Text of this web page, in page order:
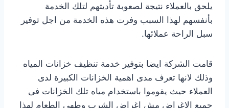
يلحق بالعملاء نتيجة لصعوبة تأديتهم لتلك الخدمة
بأنفسهم لهذا السبب وفرت هذه الخدمة من اجل توفير
سبل الراحة عملائها.
قامت الشركة ايضا بتوفير خدمة تنظيف خزانات المياه
وذلك لانها تعرف مدى اهمية الخزانات الكبيرة لدى
العملاء حيث يقوموا باستخدام مياه تلك الخزانات فى
جميع الاغراض مش اغراض الشرب وطهى الطعام لهذا